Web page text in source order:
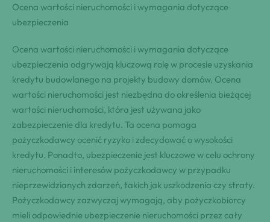
Ocena wartości nieruchomości i wymagania dotyczące
ubezpieczenia
Ocena wartości nieruchomości i wymagania dotyczące
ubezpieczenia odgrywają kluczową rolę w procesie uzyskania
kredytu budowlanego na projekty budowy domów. Ocena
wartości nieruchomości jest niezbędna do określenia bieżącej
wartości nieruchomości, która jest używana jako
zabezpieczenie dla kredytu. Ta ocena pomaga
pożyczkodawcy ocenić ryzyko i zdecydować o wysokości
kredytu. Ponadto, ubezpieczenie jest kluczowe w celu ochrony
nieruchomości i interesów pożyczkodawcy w przypadku
nieprzewidzianych zdarzeń, takich jak uszkodzenia czy straty.
Pożyczkodawcy zazwyczaj wymagają, aby pożyczkobiorcy
mieli odpowiednie ubezpieczenie nieruchomości przez cały